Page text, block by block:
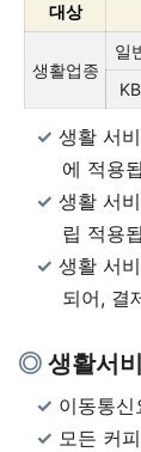
대상
생활업종
일
생활 서
에 적용
생활 서
립 적용
생활 서
되어, 결
생활서
이동통
모든 커